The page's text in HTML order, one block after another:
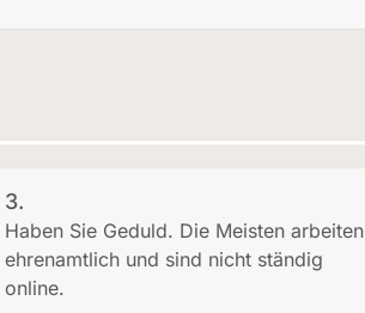
3.
Haben Sie Geduld. Die Meisten arbeiten
ehrenamtlich und sind nicht ständig
online.